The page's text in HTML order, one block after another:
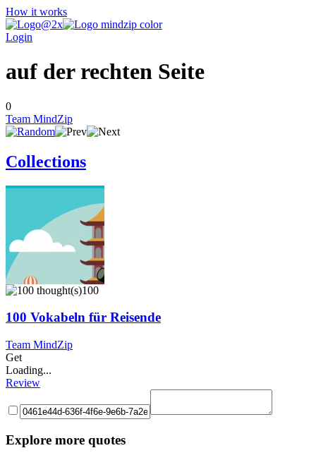
How it works
Login
auf der rechten Seite
0
Team MindZip
Collections
100
100 Vokabeln für Reisende
Team MindZip
Get
Loading...
Review
Explore more quotes